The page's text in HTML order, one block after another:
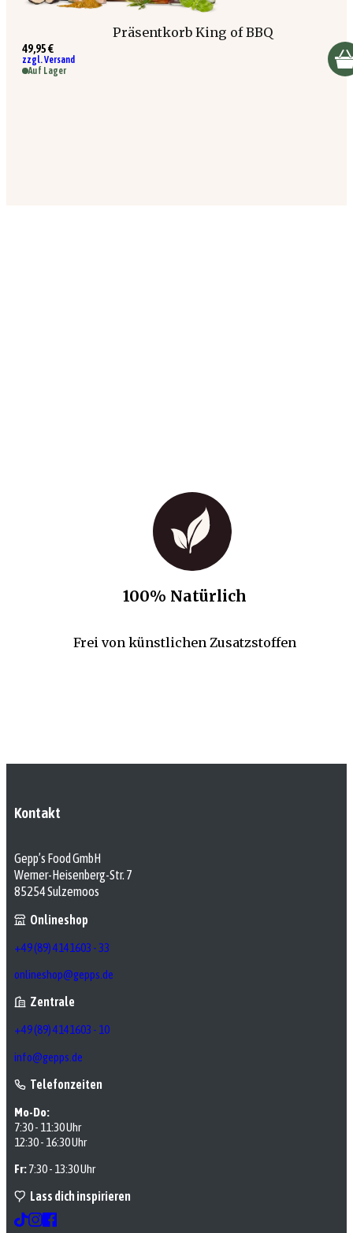
Präsentkorb King of BBQ
49,95 €
zzgl. Versand
Auf Lager
100% Natürlich
Frei von künstlichen Zusatzstoffen
Kontakt
Gepp’s Food GmbH
Werner-Heisenberg-Str. 7
85254 Sulzemoos
Onlineshop
+49 (89) 4141603 - 33
onlineshop@gepps.de
Zentrale
+49 (89) 4141603 - 10
info@gepps.de
Telefonzeiten
Mo-Do:
7:30 - 11:30 Uhr
12:30 - 16:30 Uhr
Fr:7:30 - 13:30 Uhr
Lass dich inspirieren